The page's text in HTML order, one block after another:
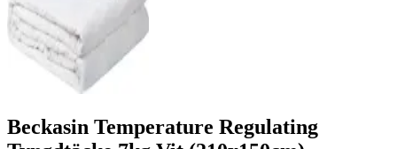
Beckasin Temperature Regulating